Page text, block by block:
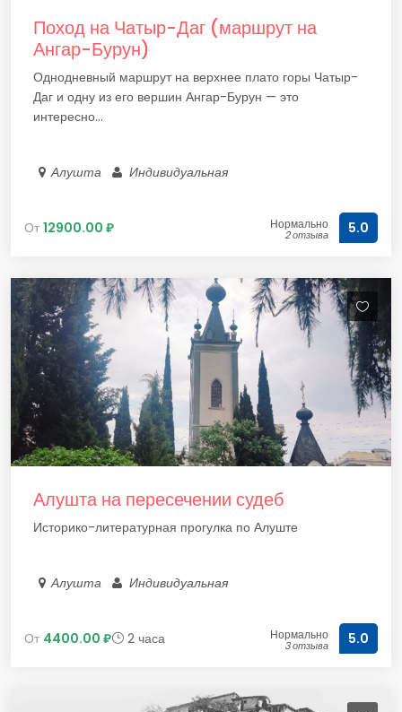
Поход на Чатыр-Даг (маршрут на
Ангар-Бурун)
Однодневный маршрут на верхнее плато горы Чатыр-
Даг и одну из его вершин Ангар-Бурун — это
интересно...
Алушта Индивидуальная
От 12900.00 ₽ Нормально
2 отзыва 5.0
Алушта на пересечении судеб
Историко-литературная прогулка по Алуште
Алушта Индивидуальная
От 4400.00 ₽ 2 часа Нормально
3 отзыва 5.0